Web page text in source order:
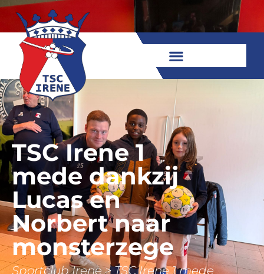
TSC Irene 1
mede dankzij
Lucas en
Norbert naar
monsterzege
Sportclub Irene>TSC Irene 1 mede